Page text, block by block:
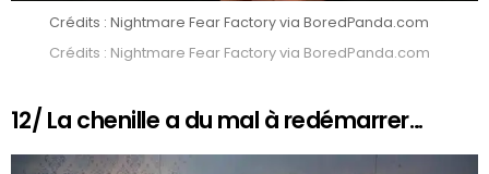
Crédits : Nightmare Fear Factory via BoredPanda.com
Crédits : Nightmare Fear Factory via BoredPanda.com
12/ La chenille a du mal à redémarrer…